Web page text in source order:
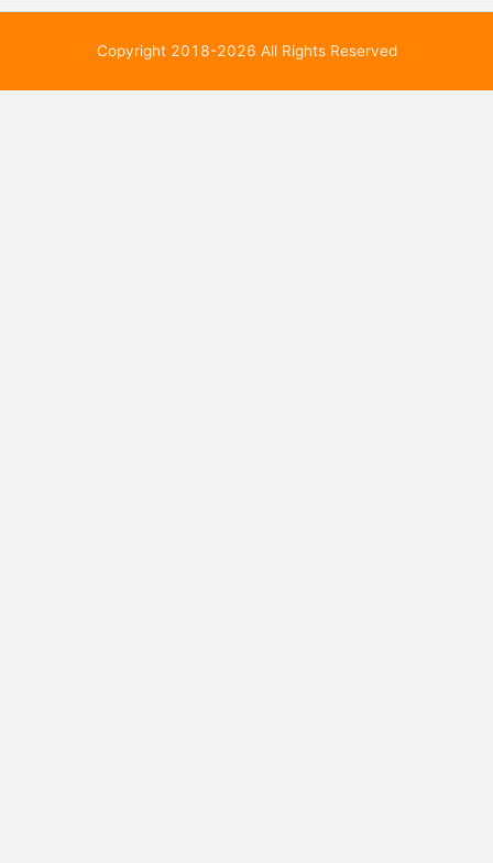
Copyright 2018-2026 All Rights Reserved